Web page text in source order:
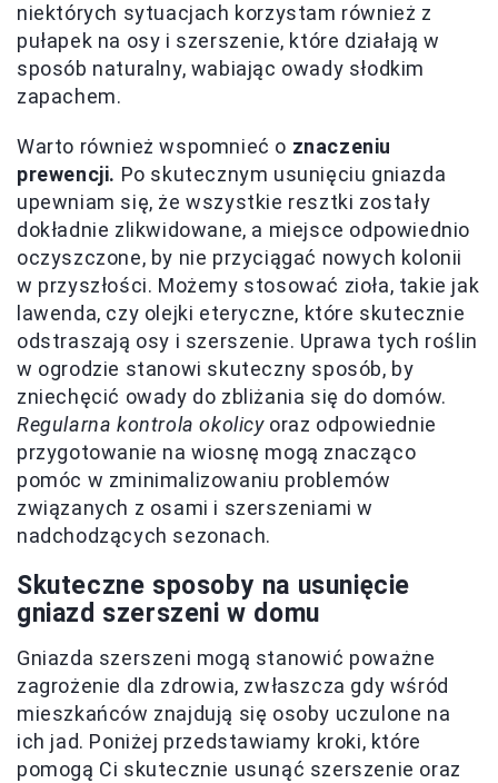
niektórych sytuacjach korzystam również z
pułapek na osy i szerszenie, które działają w
sposób naturalny, wabiając owady słodkim
zapachem.
Warto również wspomnieć o znaczeniu
prewencji. Po skutecznym usunięciu gniazda
upewniam się, że wszystkie resztki zostały
dokładnie zlikwidowane, a miejsce odpowiednio
oczyszczone, by nie przyciągać nowych kolonii
w przyszłości. Możemy stosować zioła, takie jak
lawenda, czy olejki eteryczne, które skutecznie
odstraszają osy i szerszenie. Uprawa tych roślin
w ogrodzie stanowi skuteczny sposób, by
zniechęcić owady do zbliżania się do domów.
Regularna kontrola okolicyoraz odpowiednie
przygotowanie na wiosnę mogą znacząco
pomóc w zminimalizowaniu problemów
związanych z osami i szerszeniami w
nadchodzących sezonach.
Skuteczne sposoby na usunięcie
gniazd szerszeni w domu
Gniazda szerszeni mogą stanowić poważne
zagrożenie dla zdrowia, zwłaszcza gdy wśród
mieszkańców znajdują się osoby uczulone na
ich jad. Poniżej przedstawiamy kroki, które
pomogą Ci skutecznie usunąć szerszenie oraz